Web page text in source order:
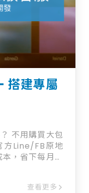
搭建專屬
不用購買大包
查看更多